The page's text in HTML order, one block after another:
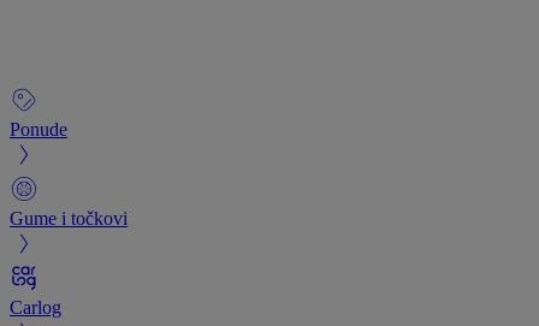
Ponude
Gume i točkovi
Carlog